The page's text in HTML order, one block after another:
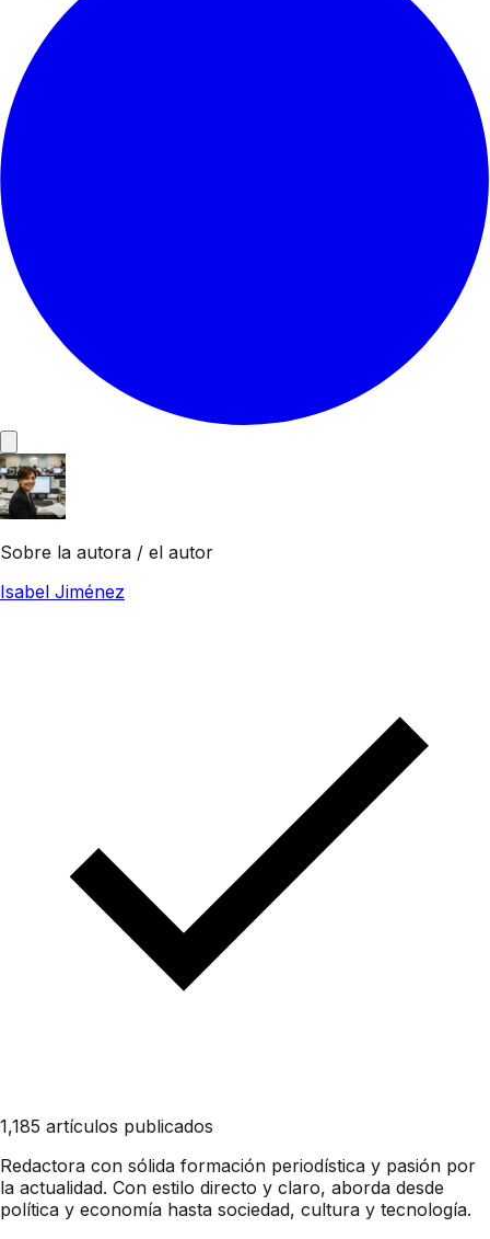
Sobre la autora / el autor
Isabel Jiménez
1,185 artículos publicados
Redactora con sólida formación periodística y pasión por
la actualidad. Con estilo directo y claro, aborda desde
política y economía hasta sociedad, cultura y tecnología.